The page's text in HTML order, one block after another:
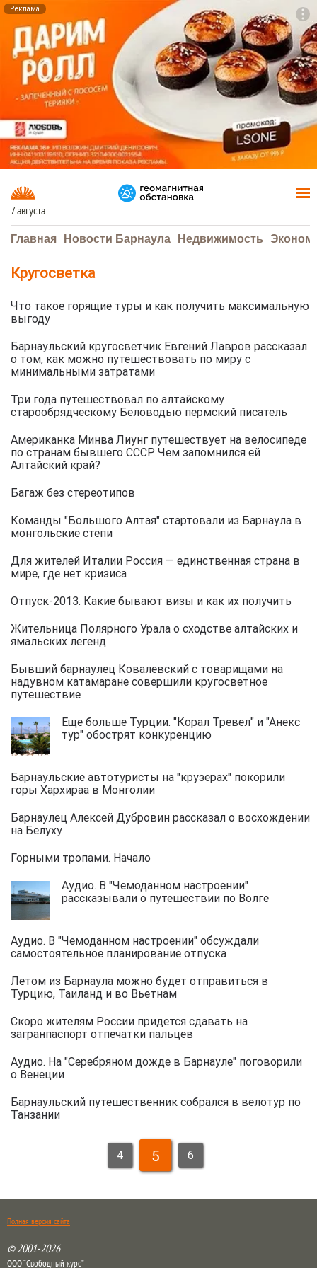
Реклама
7 августа
Главная Новости Барнаула Недвижимость
Кругосветка
Что такое горящие туры и как получить максимальную
выгоду
Барнаульский кругосветчик Евгений Лавров рассказал
о том, как можно путешествовать по миру с
минимальными затратами
Три года путешествовал по алтайскому
старообрядческому Беловодью пермский писатель
Американка Минва Лиунг путешествует на велосипеде
по странам бывшего СССР. Чем запомнился ей
Алтайский край?
Багаж без стереотипов
Команды "Большого Алтая" стартовали из Барнаула в
монгольские степи
Для жителей Италии Россия — единственная страна в
мире, где нет кризиса
Отпуск-2013. Какие бывают визы и как их получить
Жительница Полярного Урала о сходстве алтайских и
ямальских легенд
Бывший барнаулец Ковалевский с товарищами на
надувном катамаране совершили кругосветное
путешествие
Еще больше Турции. "Корал Тревел" и "Анекс
тур" обострят конкуренцию
Барнаульские автотуристы на "крузерах" покорили
горы Хархираа в Монголии
Барнаулец Алексей Дубровин рассказал о восхождении
на Белуху
Горными тропами. Начало
Аудио. В "Чемоданном настроении"
рассказывали о путешествии по Волге
Аудио. В "Чемоданном настроении" обсуждали
самостоятельное планирование отпуска
Летом из Барнаула можно будет отправиться в
Турцию, Таиланд и во Вьетнам
Скоро жителям России придется сдавать на
загранпаспорт отпечатки пальцев
Аудио. На "Серебряном дожде в Барнауле" поговорили
о Венеции
Барнаульский путешественник собрался в велотур по
Танзании
4 5 6
Полная версия сайта
© 2001-2026
ООО “Свободный курс”